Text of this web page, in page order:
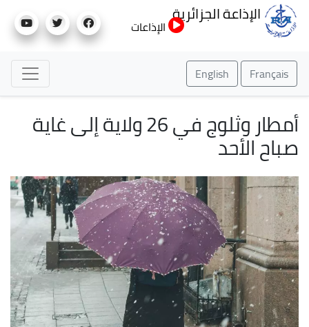
إلى
الإذاعة الجزائرية
الإذاعات
Français
English
أمطار وثلوج في 26 ولاية إلى غاية
صباح الأحد